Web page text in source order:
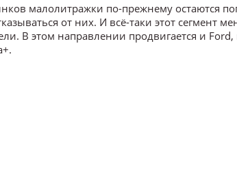
малолитражки по-прежнему остаются
от них. И всё-таки этот сегмент
В этом направлении продвигается и